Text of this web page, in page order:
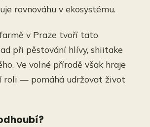
rovnováhu v ekosystému.
v Praze tvoří tato
při pěstování hlívy, shiitake
Ve volné přírodě však hraje
roli — pomáhá udržovat život